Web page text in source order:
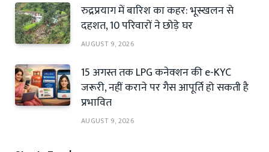
रुद्रप्रयाग में बारिश का कहर: भूस्खलन से
दहशत, 10 परिवारों ने छोड़े घर
AUGUST 9, 2026
15 अगस्त तक LPG कनेक्शन की e-KYC
जरूरी, नहीं कराने पर गैस आपूर्ति हो सकती है
प्रभावित
AUGUST 9, 2026